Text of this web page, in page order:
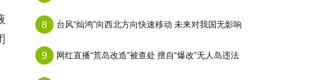
8 台风“灿鸿”向西北方向快速移动 未来对我国无影响
9 网红直播“荒岛改造”被查处 擅自“爆改”无人岛违法